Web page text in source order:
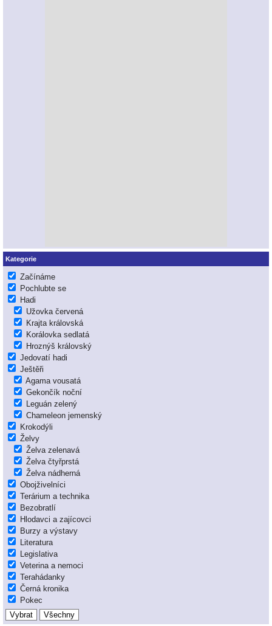
Kategorie
Začínáme
Pochlubte se
Hadi
Užovka červená
Krajta královská
Korálovka sedlatá
Hroznýš královský
Jedovatí hadi
Ještěři
Agama vousatá
Gekončík noční
Leguán zelený
Chameleon jemenský
Krokodýli
Želvy
Želva zelenavá
Želva čtyřprstá
Želva nádherná
Obojživelníci
Terárium a technika
Bezobratlí
Hlodavci a zajícovci
Burzy a výstavy
Literatura
Legislativa
Veterina a nemoci
Terahádanky
Černá kronika
Pokec